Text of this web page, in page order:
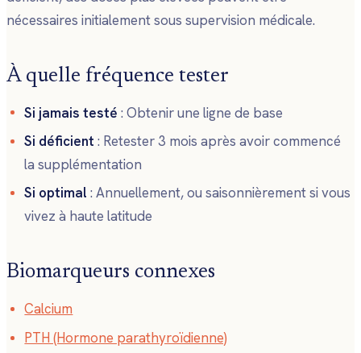
nécessaires initialement sous supervision médicale.
À quelle fréquence tester
Si jamais testé : Obtenir une ligne de base
Si déficient : Retester 3 mois après avoir commencé
la supplémentation
Si optimal : Annuellement, ou saisonnièrement si vous
vivez à haute latitude
Biomarqueurs connexes
Calcium
PTH (Hormone parathyroïdienne)